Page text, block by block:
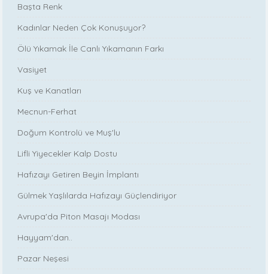
Başta Renk
Kadınlar Neden Çok Konuşuyor?
Ölü Yıkamak İle Canlı Yıkamanın Farkı
Vasiyet
Kuş ve Kanatları
Mecnun-Ferhat
Doğum Kontrolü ve Muş'lu
Lifli Yiyecekler Kalp Dostu
Hafızayı Getiren Beyin İmplantı
Gülmek Yaşlılarda Hafızayı Güçlendiriyor
Avrupa'da Piton Masajı Modası
Hayyam'dan..
Pazar Neşesi